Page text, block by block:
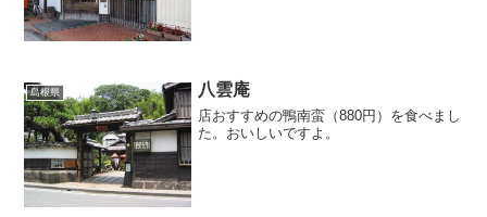
島根県 八雲庵
店おすすめの鴨南蛮（880円）を食べまし
た。おいしいですよ。